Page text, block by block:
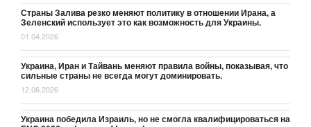
Страны Залива резко меняют политику в отношении Ирана, а
Зеленский использует это как возможность для Украины.
01.04.2026
Украина, Иран и Тайвань меняют правила войны, показывая, что
сильные страны не всегда могут доминировать.
12.06.2026
Украина победила Израиль, но не смогла квалифицироваться на